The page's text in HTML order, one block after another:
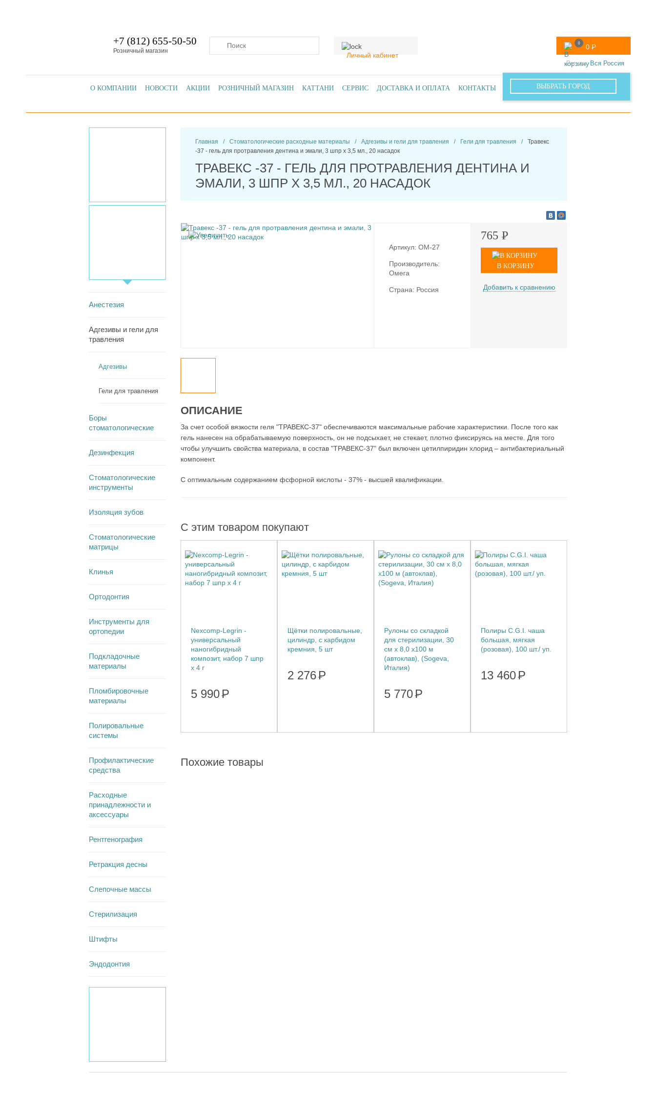
Регион: Вся Россия
ВЫБРАТЬ ГОРОД
+7 (812) 655-50-50
Розничный магазин
Личный кабинет
0 0 Р
О КОМПАНИИ НОВОСТИ АКЦИИ РОЗНИЧНЫЙ МАГАЗИН КАТТАНИ СЕРВИС ДОСТАВКА И ОПЛАТА КОНТАКТЫ ОПТОВЫЙ ОТДЕЛ
Анестезия
Адгезивы и гели для
травления
Адгезивы
Гели для травления
Боры
стоматологические
Дезинфекция
Стоматологические
инструменты
Изоляция зубов
Стоматологические
матрицы
Клинья
Ортодонтия
Инструменты для
ортопедии
Подкладочные
материалы
Пломбировочные
материалы
Полировальные
системы
Профилактические
средства
Расходные
принадлежности и
аксессуары
Рентгенография
Ретракция десны
Слепочные массы
Стерилизация
Штифты
Эндодонтия
Главная / Стоматологические расходные материалы / Адгезивы и гели для травления / Гели для травления /
Травекс
-37 - гель для протравления дентина и эмали, 3 шпр х 3,5 мл., 20 насадок
ТРАВЕКС -37 - ГЕЛЬ ДЛЯ ПРОТРАВЛЕНИЯ ДЕНТИНА И
ЭМАЛИ, 3 ШПР Х 3,5 МЛ., 20 НАСАДОК
Артикул: OM-27
Производитель:
Омега
Страна: Россия
765 Р
В КОРЗИНУ
Добавить к сравнению
ОПИСАНИЕ
За счет особой вязкости геля "ТРАВЕКС-37" обеспечиваются максимальные рабочие характеристики. После того как
гель нанесен на обрабатываемую поверхность, он не подсыхает, не стекает, плотно фиксируясь на месте. Для того
чтобы улучшить свойства материала, в состав "ТРАВЕКС-37" был включен цетилпиридин хлорид – антибактериальный
компонент.
С оптимальным содержанием фсфорной кислоты - 37% - высшей квалификации.
С этим товаром покупают
Nexcomp-Legrin -
универсальный
наногибридный
композит, набор 7 шпр
х 4 г
5 990Р
Щётки полировальные,
цилиндр, с карбидом
кремния, 5 шт
2 276Р
Рулоны со складкой
для стерилизации, 30
см х 8,0 x100 м
(автоклав), (Sogeva,
Италия)
5 770Р
Полиры C.G.I. чаша
большая, мягкая
(розовая), 100 шт./ уп.
13 460Р
Похожие товары